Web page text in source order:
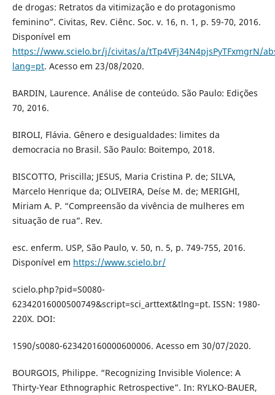
de drogas: Retratos da vitimização e do protagonismo
feminino”. Civitas, Rev. Ciênc. Soc. v. 16, n. 1, p. 59-70, 2016.
Disponível em
https://www.scielo.br/j/civitas/a/tTp4VFj34N4pjsPyTFxmgrN/
lang=pt. Acesso em 23/08/2020.
BARDIN, Laurence. Análise de conteúdo. São Paulo: Edições
70, 2016.
BIROLI, Flávia. Gênero e desigualdades: limites da
democracia no Brasil. São Paulo: Boitempo, 2018.
BISCOTTO, Priscilla; JESUS, Maria Cristina P. de; SILVA,
Marcelo Henrique da; OLIVEIRA, Deíse M. de; MERIGHI,
Miriam A. P. “Compreensão da vivência de mulheres em
situação de rua”. Rev.
esc. enferm. USP, São Paulo, v. 50, n. 5, p. 749-755, 2016.
Disponível em https://www.scielo.br/
scielo.php?pid=S0080-
62342016000500749&script=sci_arttext&tlng=pt. ISSN: 1980-
220X. DOI:
1590/s0080-623420160000600006. Acesso em 30/07/2020.
BOURGOIS, Philippe. “Recognizing Invisible Violence: A
Thirty-Year Ethnographic Retrospective”. In: RYLKO-BAUER,